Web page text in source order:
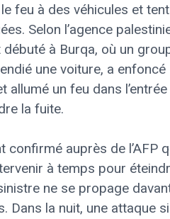
feu à des véhicules et
Selon l’agence
à Burqa, où un
une voiture, a enfoncé
allumé un feu dans
la fuite.
confirmé auprès de l’AFP
à temps pour
ne se propage
Dans la nuit, une attaque